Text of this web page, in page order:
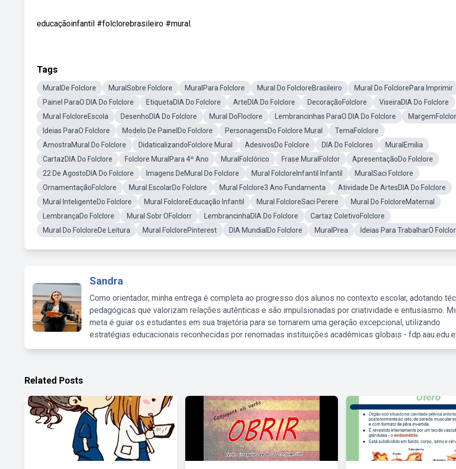
educaçãoinfantil #folclorebrasileiro #mural.
Tags
MuralDe Folclore MuralSobre Folclore MuralPara Folclore Mural Do FolcloreBrasileiro
Mural Do FolclorePara Imprimir
Painel ParaO DIA Do Folclore
EtiquetaDIA Do Folclore ArteDIA Do Folclore DecoraçãoFolclore
ViseiraDIA Do Folclore
Mural FolcloreEscola
DesenhoDIA Do Folclore Mural DoFloclore Lembrancinhas ParaO DIA Do Folclore
Ideias ParaO Folclore
Modelo De PainelDo Folclore PersonagensDo Folclore Mural
TemaFolclore
AmostraMural Do Folclore
DidaticalizandoFolclore Mural AdesivosDo Folclore DIA Do Folclores
MuralEmilia
CartazDIA Do Folclore
Folclore MuralPara 4º Ano MuralFolclórico Frase MuralFolclor
ApresentaçãoDo Folclore
22 De AgostoDIA Do Folclore
Imagens DeMural Do Folclore Mural FolcloreInfantil Infantil
MuralSaci Folclore
OrnamentaçãoFolclore
Mural EscolarDo Folclore Mural Folclore3 Ano Fundamenta
Atividade De ArtesDIA Do Folclore
Mural InteligenteDo Folclore
Mural FolcloreEducação Infantil Mural FolcloreSaci Perere
Mural Do FolcloreMaternal
LembrançaDo Folclore
Mural Sobr OFolclorr LembrancinhaDIA Do Folclore
Cartaz ColetivoFolclore
Mural Do FolcloreDe Leitura
Mural FolclorePinterest DIA MundialDo Folclore MuralPrea Ideias Para TrabalharO
Sandra
Como orientador, minha entrega é completa ao progresso dos alunos no contexto escolar, adotando
pedagógicas que valorizam relações autênticas e são impulsionadas por criatividade e entusiasmo.
meta é guiar os estudantes em sua trajetória para se tornarem uma geração excepcional, utilizando
estratégias educacionais reconhecidas por renomadas instituições acadêmicas globais -
Related Posts